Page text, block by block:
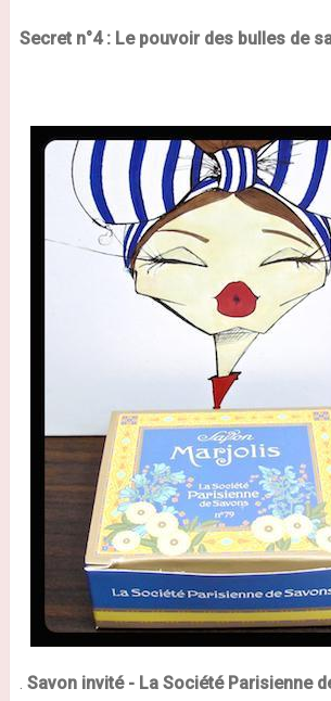
Secret n°4 : Le pouvoirdes bulles de
. Savon invité- La Société Parisienne